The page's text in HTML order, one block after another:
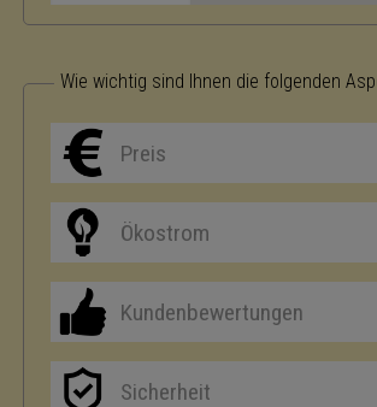
Wie wichtig sind Ihnen die folgenden
Preis
Ökostrom
Kundenbewertungen
Sicherheit